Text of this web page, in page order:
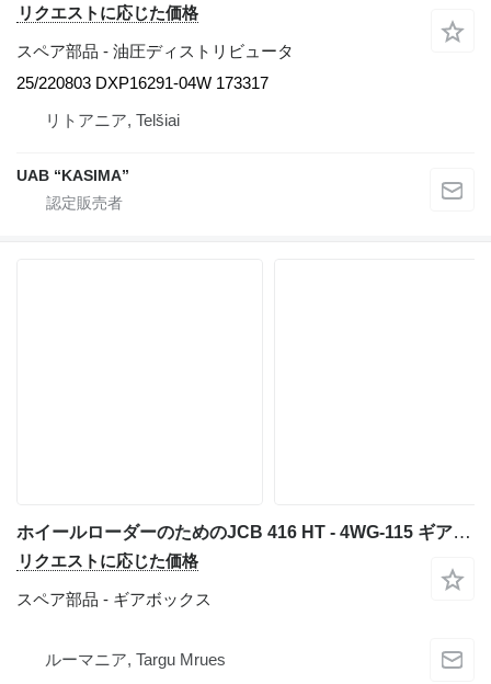
リクエストに応じた価格
スペア部品 - 油圧ディストリビュータ
25/220803 DXP16291-04W 173317
リトアニア, Telšiai
UAB “KASIMA”
ホイールローダーのためのJCB 416 HT - 4WG-115 ギアボックス
リクエストに応じた価格
スペア部品 - ギアボックス
ルーマニア, Targu Mrues